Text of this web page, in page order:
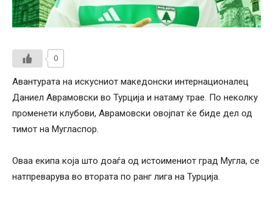
0
Авантурата на искусниот македонски интернационалец
Даниел Аврамовски во Турција и натаму трае. По неколку
променети клубови, Аврамовски овојпат ќе биде дел од
тимот на Мугласпор.
Оваа екипа која што доаѓа од истоимениот град Мугла, се
натпреварува во втората по ранг лига на Турција.